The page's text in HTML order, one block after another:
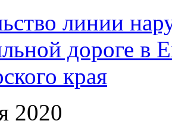
линии
дороге в
края
2020